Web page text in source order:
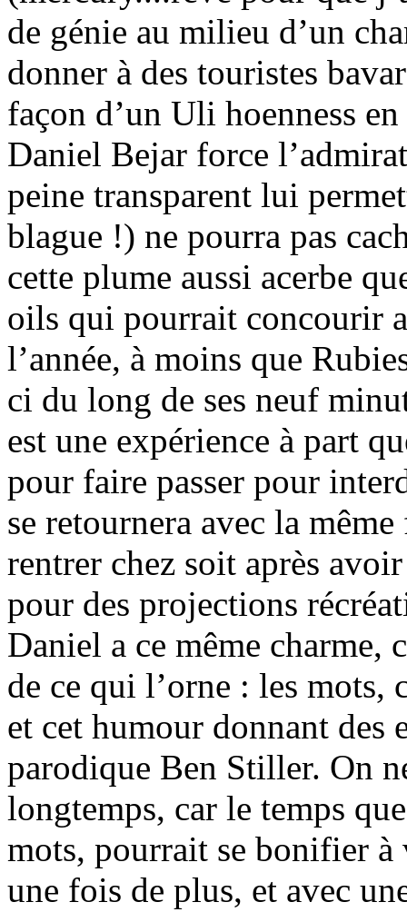
de génie au milieu d’un
donner à des touristes
façon d’un Uli hoenness
Daniel Bejar force
peine transparent lui
blague !) ne pourra pas
cette plume aussi acerbe
oils qui pourrait concourir
l’année, à moins que
ci du long de ses neuf
est une expérience à part
pour faire passer pour
se retournera avec la
rentrer chez soit après
pour des projections
Daniel a ce même charme,
de ce qui l’orne : les mots,
et cet humour donnant des
parodique Ben Stiller. On
longtemps, car le temps
mots, pourrait se bonifier
une fois de plus, et avec